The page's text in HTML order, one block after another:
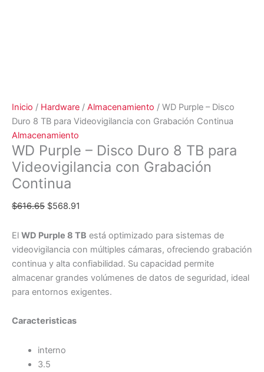
Inicio / Hardware / Almacenamiento / WD Purple – Disco
Duro 8 TB para Videovigilancia con Grabación Continua
Almacenamiento
WD Purple – Disco Duro 8 TB para
Videovigilancia con Grabación
Continua
$616.65 $568.91
El WD Purple 8 TB está optimizado para sistemas de
videovigilancia con múltiples cámaras, ofreciendo grabación
continua y alta confiabilidad. Su capacidad permite
almacenar grandes volúmenes de datos de seguridad, ideal
para entornos exigentes.
Caracteristicas
interno
3.5